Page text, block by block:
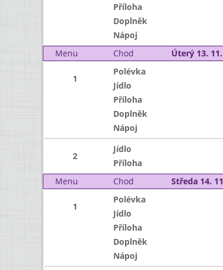
Příloha
Doplněk
Nápoj
Menu
Chod Úterý 13.
1
Polévka
Jídlo
Příloha
Doplněk
Nápoj
2
Jídlo
Příloha
Menu
Chod Středa 14.
1
Polévka
Jídlo
Příloha
Doplněk
Nápoj